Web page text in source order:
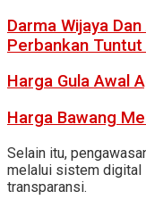
Darma Wijaya
Perbankan Tuntut
Harga Gula Awal
Harga Bawang
Selain itu,
melalui sistem digital
transparansi.